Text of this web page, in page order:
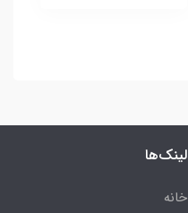
لینک‌ها
خانه